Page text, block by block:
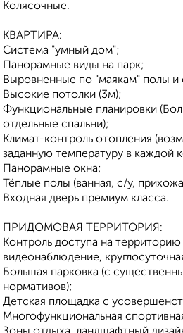
Колясочные.
КВАРТИРА:
Система "умный дом";
Панорамные виды на парк;
Выровненные по "маякам" полы и
Высокие потолки (3м);
Функциональные планировки
отдельные спальни);
Климат-контроль отопления
заданную температуру в каждой
Панорамные окна;
Тёплые полы (ванная, с/у,
Входная дверь премиум класса.
ПРИДОМОВАЯ ТЕРРИТОРИЯ:
Контроль доступа на
видеонаблюдение,
Большая парковка (с
нормативов);
Детская площадка с
Многофункциональная